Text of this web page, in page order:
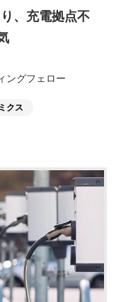
JOURNAL
JOURNAL
、充電拠点不
ングフェロー
クス